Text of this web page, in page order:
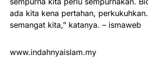
ada kita kena pertahan,
semangat kita,” katanya. – ismaweb
www.indahnyaislam.my